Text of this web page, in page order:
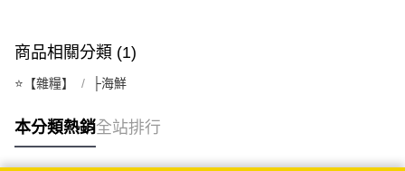
免運費
商品相關分類 (1)
⭐️【雜糧】 ├海鮮
本分類熱銷全站排行